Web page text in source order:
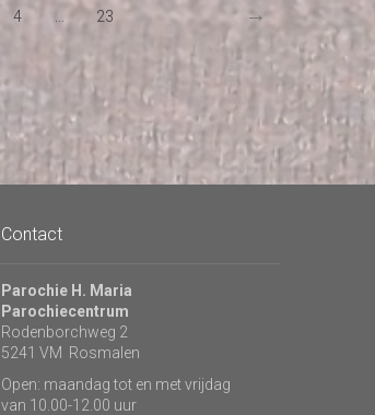
4 23 →
Contact
Parochie H. Maria
Parochiecentrum
Rodenborchweg 2
5241 VM Rosmalen
Open: maandag tot en met vrijdag
van 10.00-12.00 uur